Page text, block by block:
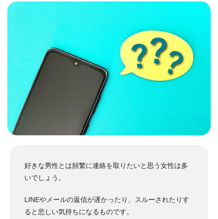
好きな男性とは頻繁に連絡を取りたいと思う女性は多
いでしょう。
LINEやメールの返信が遅かったり、スルーされたりす
ると悲しい気持ちになるものです。